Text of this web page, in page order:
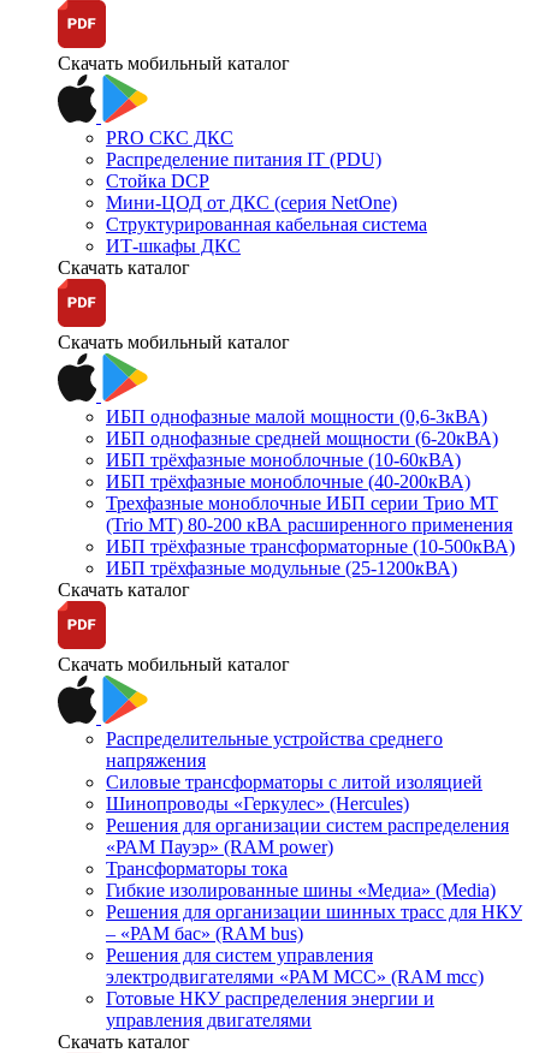
Скачать мобильный каталог
PRO СКС ДКС
Распределение питания IT (PDU)
Стойка DCP
Мини-ЦОД от ДКС (серия NetOne)
Структурированная кабельная система
ИТ-шкафы ДКС
Скачать каталог
Скачать мобильный каталог
ИБП однофазные малой мощности (0,6-3кВА)
ИБП однофазные средней мощности (6-20кВА)
ИБП трёхфазные моноблочные (10-60кВА)
ИБП трёхфазные моноблочные (40-200кВА)
Трехфазные моноблочные ИБП серии Трио МТ
(Trio MT) 80-200 кВА расширенного применения
ИБП трёхфазные трансформаторные (10-500кВА)
ИБП трёхфазные модульные (25-1200кВА)
Скачать каталог
Скачать мобильный каталог
Распределительные устройства среднего
напряжения
Силовые трансформаторы с литой изоляцией
Шинопроводы «Геркулес» (Hercules)
Решения для организации систем распределения
«РАМ Пауэр» (RAM power)
Трансформаторы тока
Гибкие изолированные шины «Медиа» (Media)
Решения для организации шинных трасс для НКУ
– «РАМ бас» (RAM bus)
Решения для систем управления
электродвигателями «РАМ МСС» (RAM mcc)
Готовые НКУ распределения энергии и
управления двигателями
Скачать каталог